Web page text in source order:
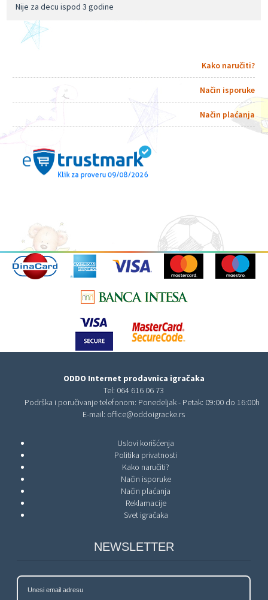
Nije za decu ispod 3 godine
Kako naručiti?
Način isporuke
Način plaćanja
ODDO Internet prodavnica igračaka
Tel: 064 616 06 73
Podrška i poručivanje telefonom: Ponedeljak - Petak: 09:00 do 16:00h
E-mail: office@oddoigracke.rs
Uslovi korišćenja
Politika privatnosti
Kako naručiti?
Način isporuke
Način plaćanja
Reklamacije
Svet igračaka
NEWSLETTER